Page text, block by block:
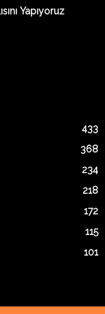
Yapıyoruz
433
368
234
218
172
115
101